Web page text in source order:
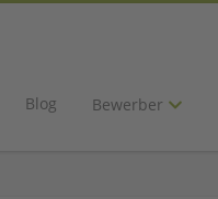
Blog Bewerber